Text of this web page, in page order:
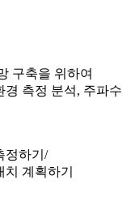
구축을 위하여
경 측정 분석, 주파수
하기
계획하기